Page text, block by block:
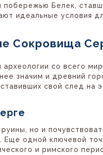
побережью Белек,
идеальные условия
Сокровища
со всего
значим и древний
свой след на
но и
одной ключевой
и римского